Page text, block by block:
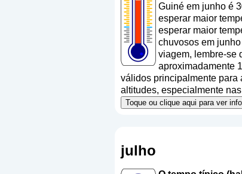
Guiné em junho é
esperar maior
esperar maior
chuvosos em
viagem, lembre-se
aproximadamente
válidos principalmente para
altitudes, especialmente
Toque ou clique aqui para ver
julho